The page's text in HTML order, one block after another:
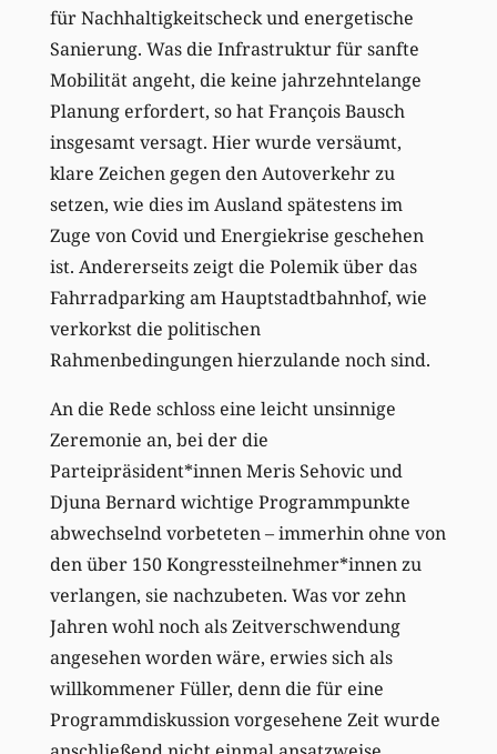
für Nachhaltigkeitscheck und energetische
Sanierung. Was die Infrastruktur für sanfte
Mobilität angeht, die keine jahrzehntelange
Planung erfordert, so hat François Bausch
insgesamt versagt. Hier wurde versäumt,
klare Zeichen gegen den Autoverkehr zu
setzen, wie dies im Ausland spätestens im
Zuge von Covid und Energiekrise geschehen
ist. Andererseits zeigt die Polemik über das
Fahrradparking am Hauptstadtbahnhof, wie
verkorkst die politischen
Rahmenbedingungen hierzulande noch sind.
An die Rede schloss eine leicht unsinnige
Zeremonie an, bei der die
Parteipräsident*innen Meris Sehovic und
Djuna Bernard wichtige Programmpunkte
abwechselnd vorbeteten – immerhin ohne von
den über 150 Kongressteilnehmer*innen zu
verlangen, sie nachzubeten. Was vor zehn
Jahren wohl noch als Zeitverschwendung
angesehen worden wäre, erwies sich als
willkommener Füller, denn die für eine
Programmdiskussion vorgesehene Zeit wurde